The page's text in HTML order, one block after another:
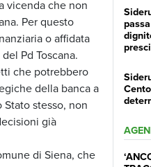
vicenda che non
Per questo
o affidata
Pd Toscana.
che potrebbero
della banca a
stesso, non
già
di Siena, che